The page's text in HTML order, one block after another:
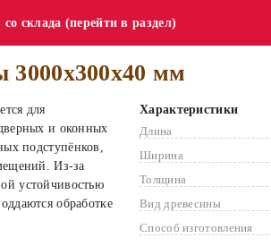
склада (перейти в раздел)
мм
для
и оконных
подступёнков,
Из-за
устойчивостью
обработке
Характеристики
Длина
Ширина
Толщина
Вид древесины
Способ изготовления